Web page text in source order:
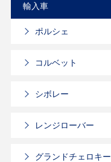
輸入車
ポルシェ
コルベット
シボレー
レンジローバー
グランドチェロキー